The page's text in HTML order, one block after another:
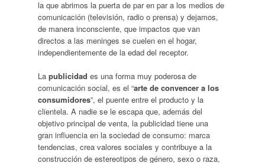
la que abrimos la puerta de par en par a los medios de
comunicación (televisión, radio o prensa) y dejamos,
de manera inconsciente, que impactos que van
directos a las meninges se cuelen en el hogar,
independientemente de la edad del receptor.
La publicidad es una forma muy poderosa de
comunicación social, es el “arte de convencer a los
consumidores”, el puente entre el producto y la
clientela. A nadie se le escapa que, además del
objetivo principal de venta, la publicidad tiene una
gran influencia en la sociedad de consumo: marca
tendencias, crea valores sociales y contribuye a la
construcción de estereotipos de género, sexo o raza,